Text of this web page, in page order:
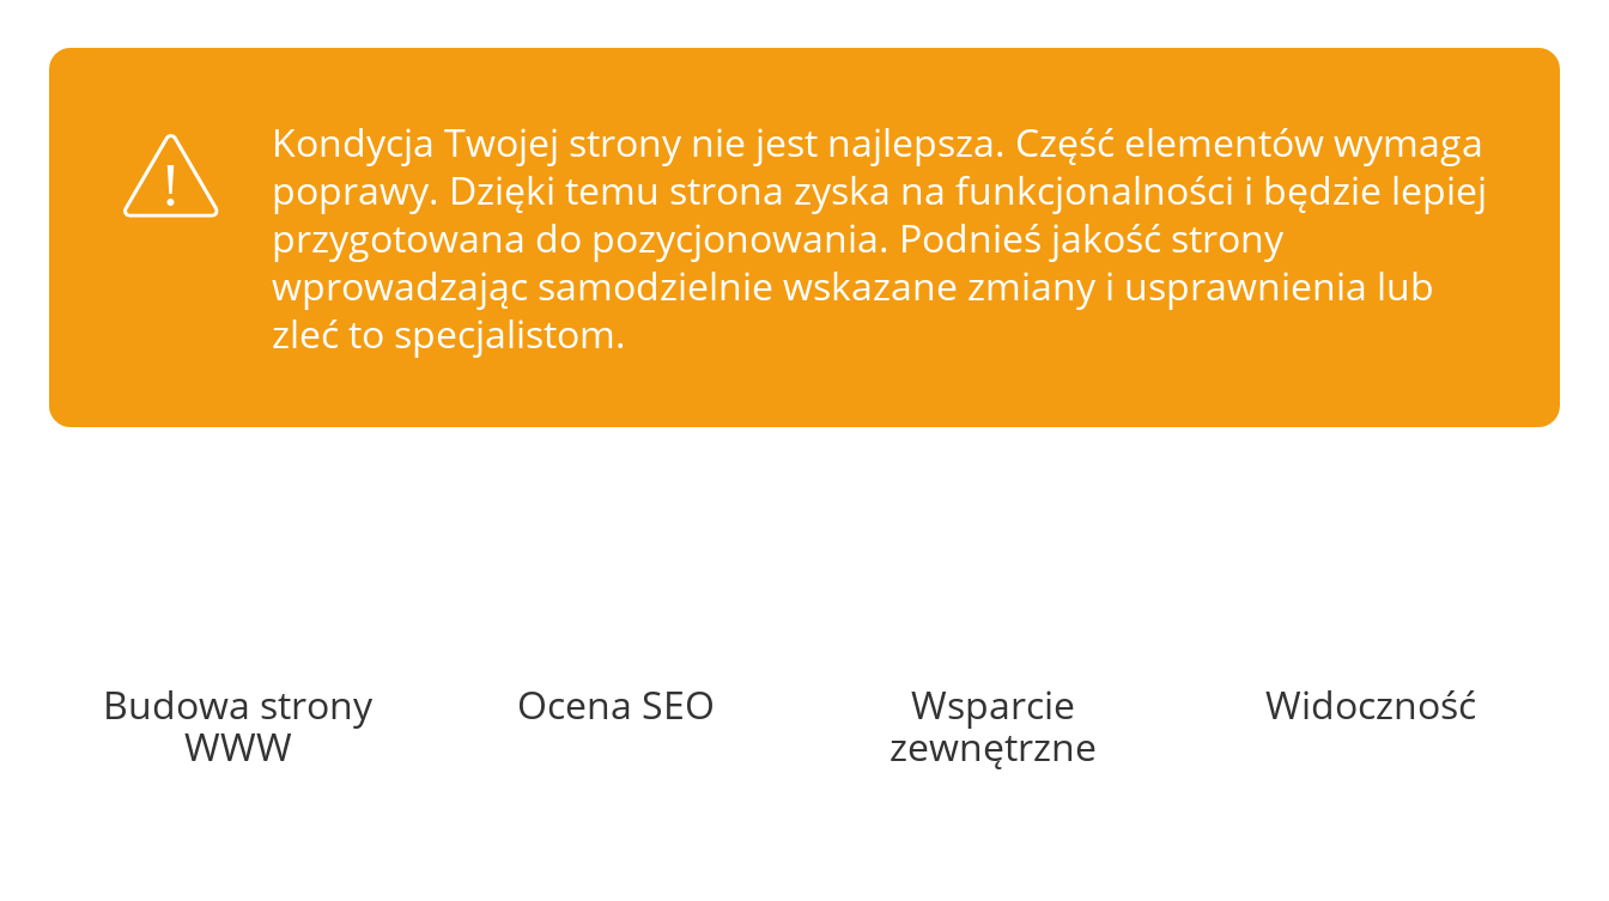
Kondycja Twojej strony nie jest najlepsza. Część elementów wymaga
poprawy. Dzięki temu strona zyska na funkcjonalności i będzie lepiej
przygotowana do pozycjonowania. Podnieś jakość strony
wprowadzając samodzielnie wskazane zmiany i usprawnienia lub
zleć to specjalistom.
Budowa strony
WWW
Ocena SEO
Wsparcie
zewnętrzne
Widoczność